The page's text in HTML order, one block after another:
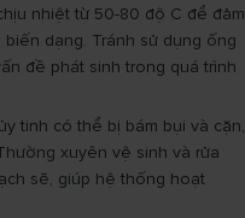
nhiệt từ 50-80 độ C để đảm
dạng. Tránh sử dụng ống
đề phát sinh trong quá trình
tinh có thể bị bám bụi và cặn,
xuyên vệ sinh và rửa
sẽ, giúp hệ thống hoạt